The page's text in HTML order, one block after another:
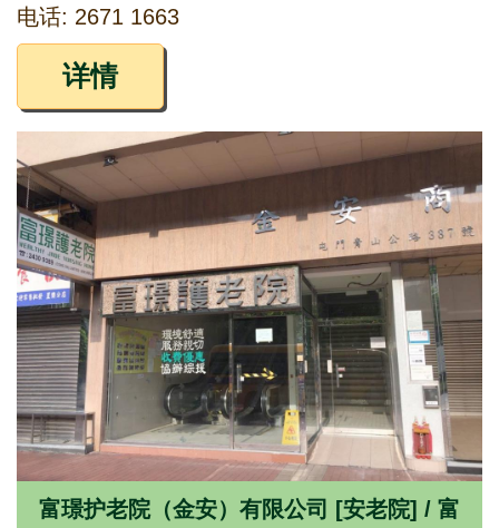
电话: 2671 1663
详情
富璟护老院（金安）有限公司 [安老院] / 富